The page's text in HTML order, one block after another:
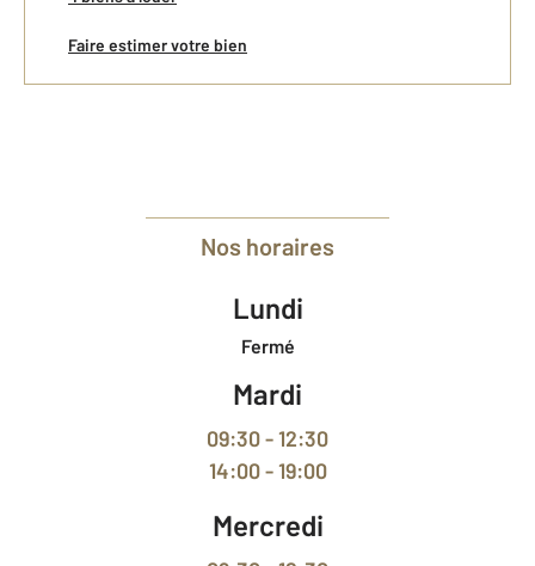
Faire estimer votre bien
Nos horaires
Lundi
Fermé
Mardi
09:30 - 12:30
14:00 - 19:00
Mercredi